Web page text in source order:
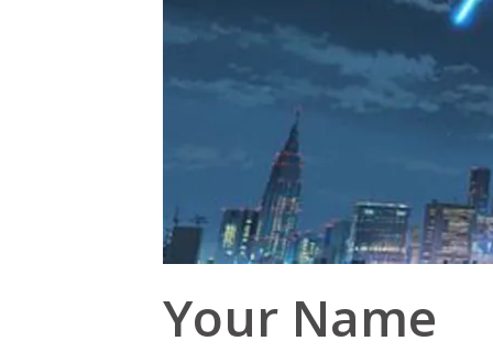
Your Name